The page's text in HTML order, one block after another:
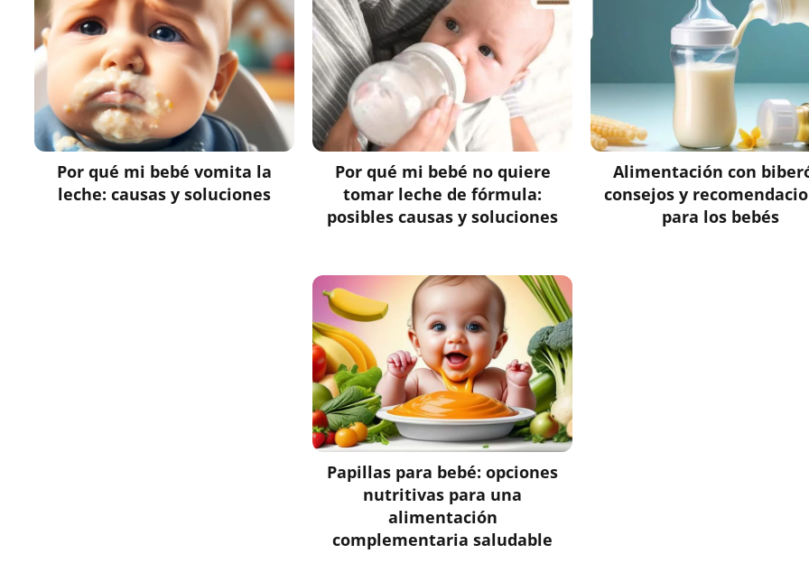
Por qué mi bebé vomita la
leche: causas y soluciones
Por qué mi bebé no quiere
tomar leche de fórmula:
posibles causas y soluciones
Alimentación con
consejos y
para los bebés
Papillas para bebé: opciones
nutritivas para una
alimentación
complementaria saludable